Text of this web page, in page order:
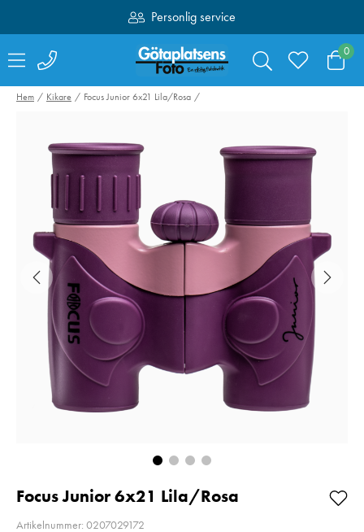
Personlig service
Fri frakt över 1000:-
0
Hähnel kabelset för
Captur till Fujifilm
Så långt lagret
Nuvarande pris:
SmallRig 4071
Kamerabatteri
E6NH
Pris:
319 kr
Hem Kikare Focus Junior 6x21 Lila/Rosa
Focus Junior 6x21 Lila/Rosa
Artikelnummer: 0207029172